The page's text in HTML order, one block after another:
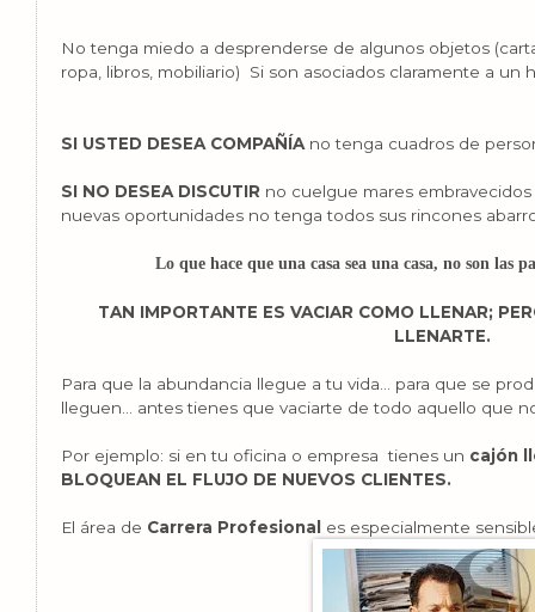
No tenga miedo a desprenderse de algunos objetos
ropa, libros, mobiliario) Si son asociados claramente a un
SI USTED DESEA COMPAÑÍA no tenga cuadros de
SI NO DESEA DISCUTIR no cuelgue mares
nuevas oportunidades no tenga todos sus rincones
Lo que hace que una casa sea una casa, no son las
TAN IMPORTANTE ES VACIAR COMO LLENAR;
LLENARTE.
Para que la abundancia llegue a tu vida… para que se
lleguen… antes tienes que vaciarte de todo aquello que
Por ejemplo: si en tu oficina o empresa tienes un cajón
BLOQUEAN EL FLUJO DE NUEVOS CLIENTES.
El área de Carrera Profesional es especialmente